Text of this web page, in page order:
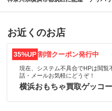
お近くのお店
35%UP割増クーポン発行中
現在、システム不具合でHPは閲
話・メールお気軽にどうぞ！
横浜おもちゃ買取ゲッコ